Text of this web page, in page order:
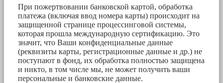
При пожертвовании банковской картой, обработка
платежа (включая ввод номера карты) происходит на
защищенной странице процессинговой системы,
которая прошла международную сертификацию. Это
значит, что Ваши конфиденциальные данные
(реквизиты карты, регистрационные данные и др.) не
поступают в фонд, их обработка полностью защищена
и никто, в том числе мы, не может получить ваши
персональные и банковские данные.